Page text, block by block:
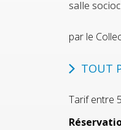
salle
par le
TOUT
Tarif entre